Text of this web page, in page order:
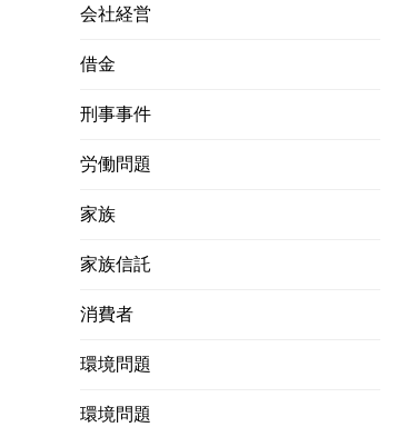
会社経営
借金
刑事事件
労働問題
家族
家族信託
消費者
環境問題
環境問題